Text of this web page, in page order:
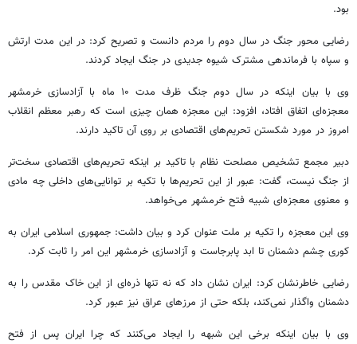
بود.
رضایی محور جنگ در سال دوم را مردم دانست و تصریح کرد: در این مدت ارتش
و سپاه با فرماندهی مشترک شیوه جدیدی در جنگ ایجاد کردند.
وی با بیان اینکه در سال دوم جنگ ظرف مدت ۱۰ ماه با آزادسازی خرمشهر
معجزه‌ای اتفاق افتاد، افزود: این معجزه همان چیزی است که رهبر معظم انقلاب
امروز در مورد شکستن تحریم‌های اقتصادی بر روی آن تاکید دارند.
دبیر مجمع تشخیص مصلحت نظام با تاکید بر اینکه تحریم‌های اقتصادی سخت‌تر
از جنگ نیست، گفت: عبور از این تحریم‌ها با تکیه بر توانایی‌های داخلی چه مادی
و معنوی معجزه‌ای شبیه فتح خرمشهر می‌خواهد.
وی این معجزه را تکیه بر ملت عنوان کرد و بیان داشت: جمهوری اسلامی ایران به
کوری چشم دشمنان تا ابد پابرجاست و آزادسازی خرمشهر این امر را ثابت کرد.
رضایی خاطرنشان کرد: ایران نشان داد که نه تنها ذره‌ای از این خاک مقدس را به
دشمنان واگذار نمی‌کند، بلکه حتی از مرزهای عراق نیز عبور کرد.
وی با بیان اینکه برخی این شبهه را ایجاد می‌کنند که چرا ایران پس از فتح